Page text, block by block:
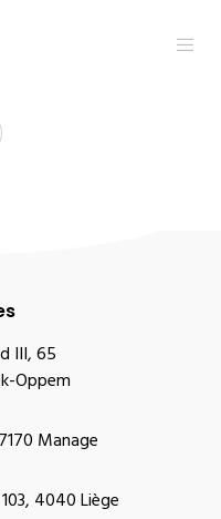
III, 65
Oppem
Manage
4040 Liège